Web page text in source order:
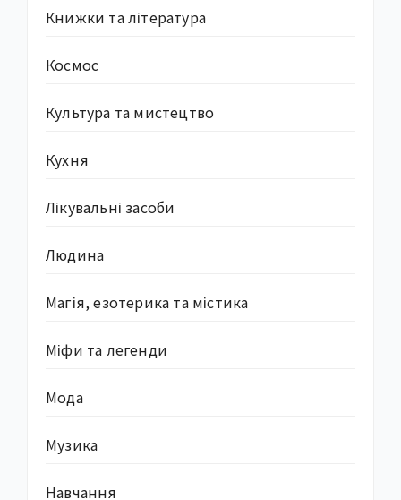
Книжки та література
Космос
Культура та мистецтво
Кухня
Лікувальні засоби
Людина
Магія, езотерика та містика
Міфи та легенди
Мода
Музика
Навчання